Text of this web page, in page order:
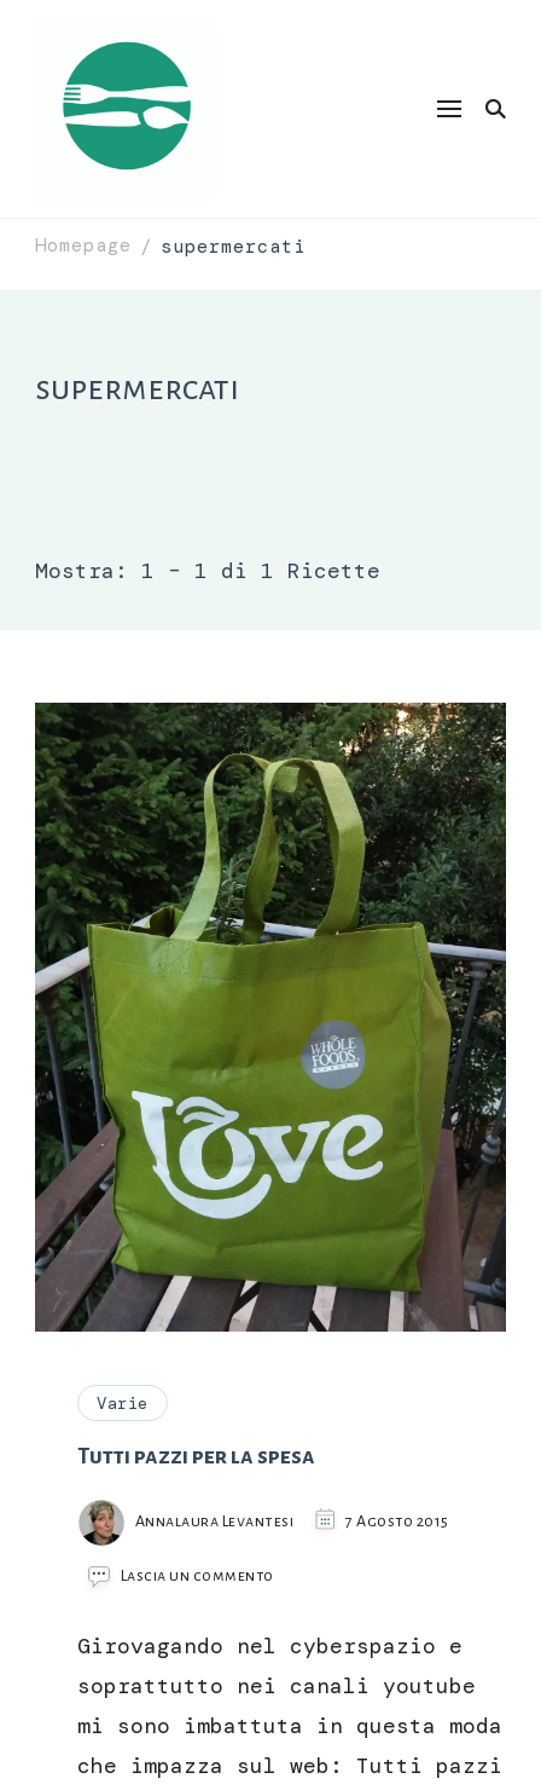
Homepage / supermercati
supermercati
Mostra: 1 – 1 di 1 Ricette
Varie
Tutti pazzi per la spesa
Annalaura Levantesi 7 Agosto 2015
Lascia un commento
per
Girovagando nel cyberspazio e
soprattutto nei canali youtube
mi sono imbattuta in questa moda
che impazza sul web: Tutti pazzi